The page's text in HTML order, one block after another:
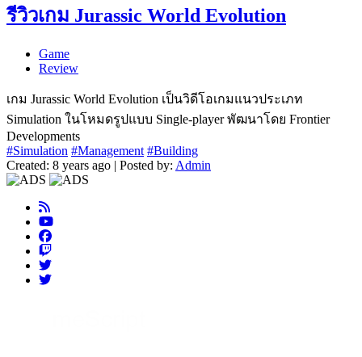
รีวิวเกม Jurassic World Evolution
Game
Review
เกม Jurassic World Evolution เป็นวิดีโอเกมแนวประเภท
Simulation ในโหมดรูปแบบ Single-player พัฒนาโดย Frontier
Developments
#Simulation #Management #Building
Created: 8 years ago | Posted by: Admin